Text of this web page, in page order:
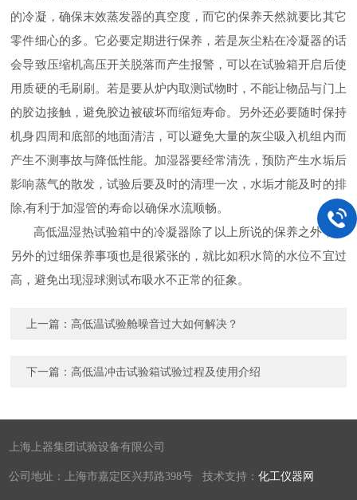
的冷凝，确保末效蒸发器的真空度，而它的保养天然就要比其它
零件细心的多。它必要定期进行保养，若是灰尘粘在冷凝器的话
会导致压缩机高压开关脱落而产生报警，可以在试验箱开启后使
用质硬的毛刷刷。若是要从炉内取测试物时，不能让物品与门上
的胶边接触，避免胶边被破坏而缩短寿命。另外还必要随时保持
机身四周和底部的地面清洁，可以避免大量的灰尘吸入机组内而
产生不测事故与降低性能。加湿器要经常清洗，预防产生水垢后
影响蒸气的散发，试验后要及时的清理一次，水垢才能及时的排
除,有利于加湿管的寿命以确保水流顺畅。
高低温湿热试验箱中的冷凝器除了以上所说的保养之外，它
另外的过细保养事项也是很紧张的，就比如积水筒的水位不宜过
高，避免出现湿球测试布吸水不正常的征象。
上一篇：高低温试验舱噪音过大如何解决？
下一篇：高低温冲击试验箱试验过程及使用介绍
上海上器集团试验设备有限公司
公司地址：上海市嘉定区兴邦路398号 技术支持：化工仪器网